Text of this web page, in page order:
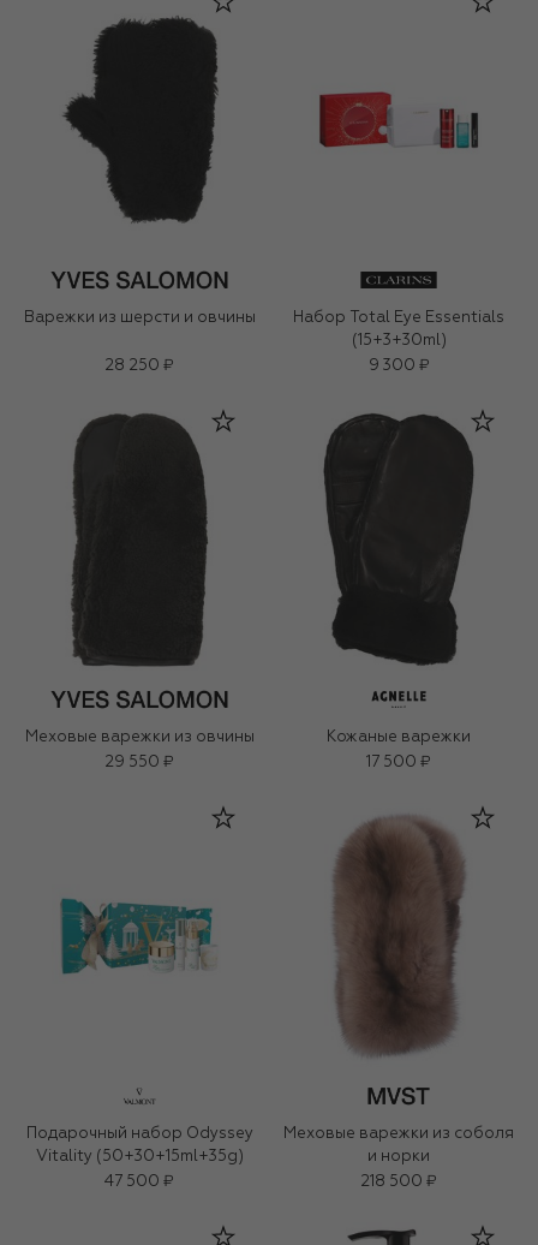
Варежки из шерсти и овчины
28 250 ₽
Набор Total Eye Essentials
(15+3+30ml)
9 300 ₽
Меховые варежки из овчины
29 550 ₽
Кожаные варежки
17 500 ₽
Подарочный набор Odyssey
Vitality (50+30+15ml+35g)
47 500 ₽
Меховые варежки из соболя
и норки
218 500 ₽